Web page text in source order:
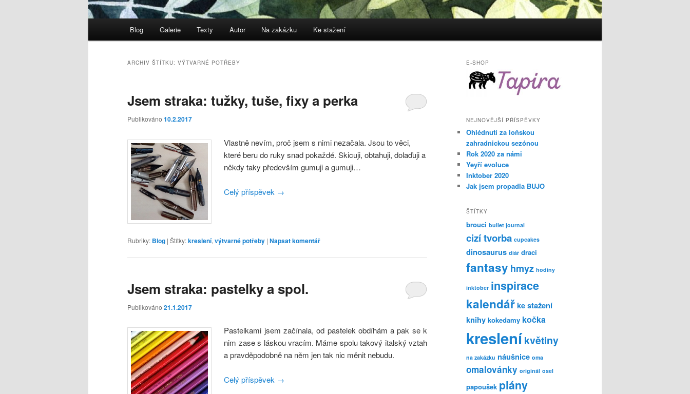
Blog Galerie Texty Autor Na zakázku Ke stažení
ARCHIV ŠTÍTKU: VÝTVARNÉ POTŘEBY
Jsem straka: tužky, tuše, fixy a perka
Publikováno 10.2.2017
Vlastně nevím, proč jsem s nimi nezačala. Jsou to věci,
které beru do ruky snad pokaždé. Skicuji, obtahuji, dolaďuji a
někdy taky především gumuji a gumuji…
Celý příspěvek →
Rubriky: Blog | Štítky:kreslení, výtvarné potřeby | Napsat komentář
Jsem straka: pastelky a spol.
Publikováno 21.1.2017
Pastelkami jsem začínala, od pastelek obdíhám a pak se k
nim zase s láskou vracím. Máme spolu takový italský vztah
a pravděpodobně na něm jen tak nic měnit nebudu.
Celý příspěvek →
E-SHOP
NEJNOVĚJŠÍ PŘÍSPĚVKY
Ohlédnutí za loňskou
zahradnickou sezónou
Rok 2020 za námi
Yeyří evoluce
Inktober 2020
Jak jsem propadla BUJO
ŠTÍTKY
brouci bullet journal
cizí tvorba cupcakes
dinosaurus diář draci
fantasy hmyz hodiny
inktober inspirace
kalendářke stažení
knihy kokedamy kočka
kresleníkvětiny
na zakázku náušnice oma
omalovánky originál osel
papoušek plány